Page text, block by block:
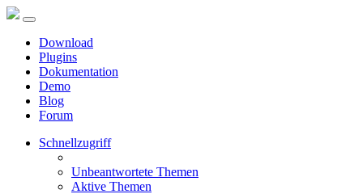
Download
Plugins
Dokumentation
Demo
Blog
Forum
Schnellzugriff
Unbeantwortete Themen
Aktive Themen